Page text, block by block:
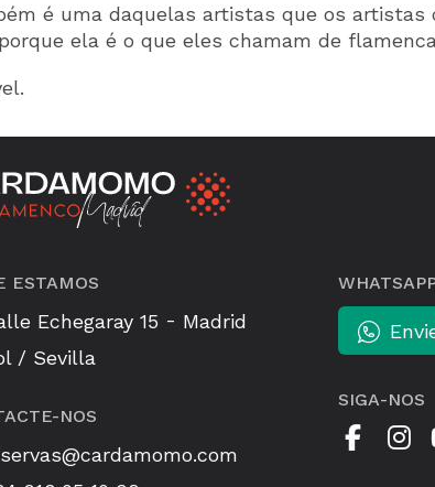
é uma daquelas artistas que os artistas
ela é o que eles chamam de
ESTAMOS
Echegaray 15 - Madrid
/ Sevilla
NOS
SIGA-NOS